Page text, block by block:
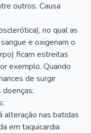
outros. Causa
no qual as
e oxigenam o
ficam estreitas
exemplo. Quando
de surgir
alteração nas batidas
em taquicardia